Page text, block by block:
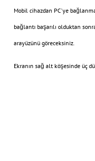
Mobil cihazdan PC'ye
bağlantı başarılı olduktan
arayüzünü göreceksiniz.
Ekranın sağ alt köşesinde üç